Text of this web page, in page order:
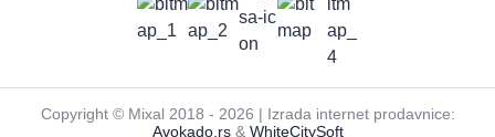
Copyright © Mixal 2018 - 2026 | Izrada internet prodavnice:
Avokado.rs& WhiteCitySoft